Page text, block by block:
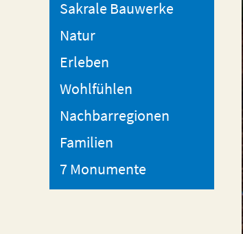
Sakrale Bauwerke
Natur
Erleben
Wohlfühlen
Nachbarregionen
Familien
7 Monumente